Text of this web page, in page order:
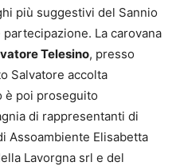
più suggestivi del Sannio
La carovana
Telesino, presso
Salvatore accolta
è poi proseguito
di rappresentanti di
Assoambiente Elisabetta
Lavorgna srl e del